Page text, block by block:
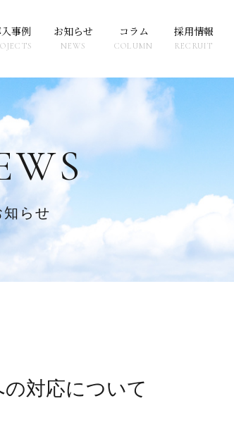
事例 お知らせ
NEWS
コラム
COLUMN
採用情報
RECRUIT
知らせ
対応について